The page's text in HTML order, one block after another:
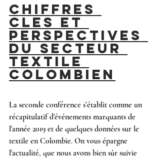
CHIFFRES
CLES ET
PERSPECTIVES
DU SECTEUR
TEXTILE
COLOMBIEN
La seconde conférence s’établit comme un
récapitulatif d'événements marquants de
l'année 2019 et de quelques données sur le
textile en Colombie. On vous épargne
l'actualité, que nous avons bien sûr suivie